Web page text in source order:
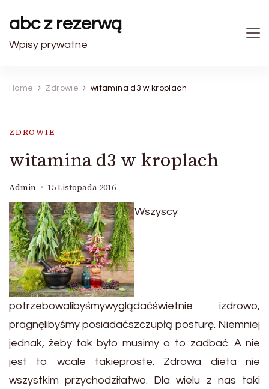
abc z rezerwą
Wpisy prywatne
Home Zdrowie witamina d3 w kroplach
ZDROWIE
witamina d3 w kroplach
Admin 15 Listopada 2016
Wszyscy
potrzebowalibyśmywyglądaćświetnie izdrowo,
pragnęlibyśmy posiadaćszczupłą posturę. Niemniej
jednak, żeby tak było musimy o to zadbać. A nie
jest to wcale takieproste. Zdrowa dieta nie
wszystkim przychodziłatwo. Dla wielu z nas taki